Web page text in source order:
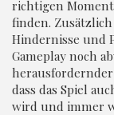
richtigen
finden.
Hindernisse und
Gameplay noch
dass das Spiel
wird und immer